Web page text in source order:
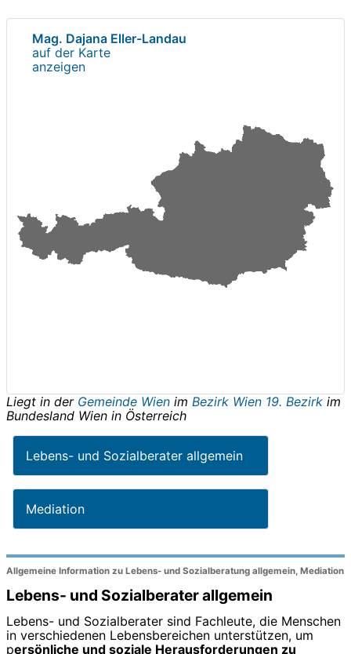
Mag. Dajana Eller-Landau
auf der Karte
anzeigen
Liegt in der Gemeinde Wien im Bezirk Wien 19. Bezirk im
Bundesland Wien in Österreich
Lebens- und Sozialberater allgemein
Mediation
Allgemeine Information zu Lebens- und Sozialberatung allgemein, Mediation
Lebens- und Sozialberater allgemein
Lebens- und Sozialberater sind Fachleute, die Menschen
in verschiedenen Lebensbereichen unterstützen, um
persönliche und soziale Herausforderungen zu